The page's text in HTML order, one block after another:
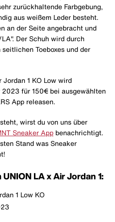
zurückhaltende Farbgebung,
aus weißem Leder besteht.
an der Seite angebracht und
Der Schuh wird durch
Toeboxes und der
1 KO Low wird
für 150€ bei ausgewählten
App releasen.
wirst du von uns über
Sneaker App benachrichtigt.
Stand was Sneaker
LA x Air Jordan 1:
1 Low KO